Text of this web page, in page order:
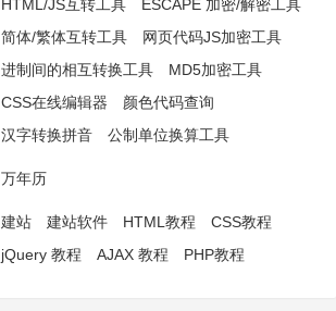
HTML/JS互转工具
ESCAPE 加密/解密工具
简体/繁体互转工具
网页代码JS加密工具
进制间的相互转换工具
MD5加密工具
CSS在线编辑器
颜色代码查询
汉字转换拼音
公制单位换算工具
万年历
建站 建站软件 HTML教程
CSS教程
jQuery 教程
AJAX 教程 PHP教程